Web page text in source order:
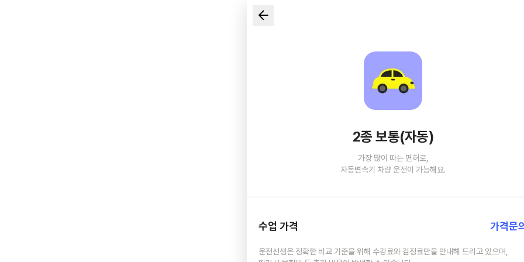
2종 보통(자동)
가장 많이 따는 면허로,
자동변속기 차량 운전이 가능해요.
수업 가격 가격문
운전선생은 정확한 비교 기준을 위해 수강료와 검정료만을 안내해 드리고 있으며,